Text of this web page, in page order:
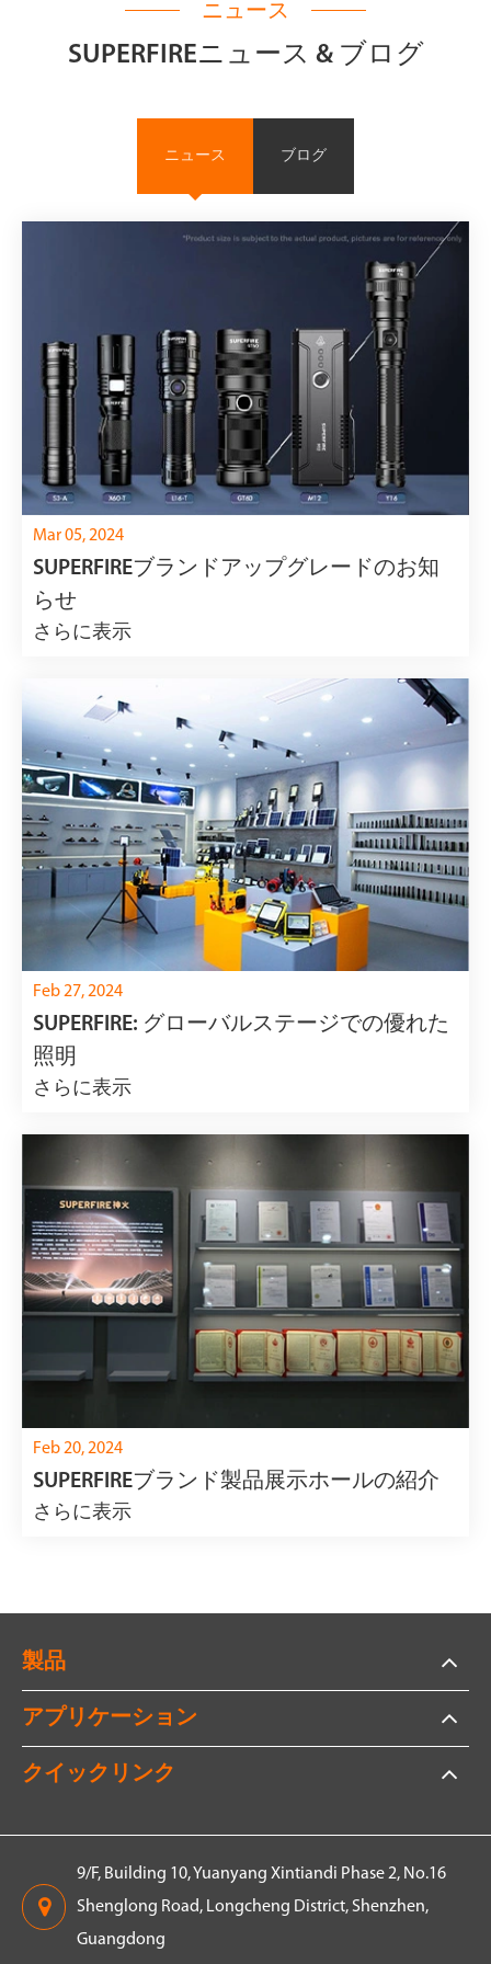
ニュース
SUPERFIREニュース & ブログ
ニュース ブログ
Mar 05, 2024
SUPERFIREブランドアップグレードのお知
らせ
さらに表示
Feb 27, 2024
SUPERFIRE: グローバルステージでの優れた
照明
さらに表示
Feb 20, 2024
SUPERFIREブランド製品展示ホールの紹介
さらに表示
製品
アプリケーション
クイックリンク
9/F, Building 10, Yuanyang Xintiandi Phase 2, No.16
Shenglong Road, Longcheng District, Shenzhen,
Guangdong